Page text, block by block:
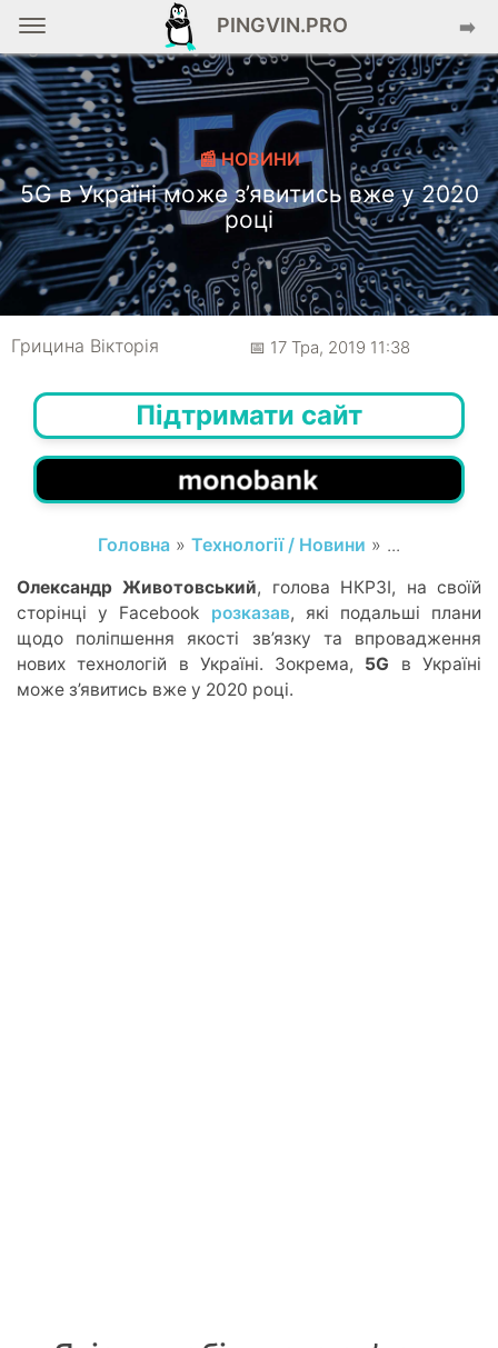
PINGVIN.PRO ➡️
📰 НОВИНИ
5G в Україні може з’явитись вже у 2020
році
Грицина Вікторія 📅 17 Тра, 2019 11:38
Підтримати сайт
Головна » Технології / Новини » ...
Олександр Животовський, голова НКРЗІ, на своїй
сторінці у Facebook розказав, які подальші плани
щодо поліпшення якості зв’язку та впровадження
нових технологій в Україні. Зокрема, 5G в Україні
може з’явитись вже у 2020 році.